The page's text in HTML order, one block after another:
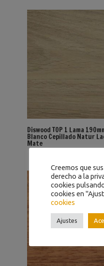
Diswood TOP 1 Lama
Blanco Cepillado Natur
Mate
Creemos que
derecho a la
cookies
cookies en
cookies
Ajustes